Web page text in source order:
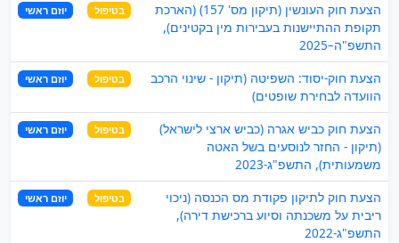
הצעת חוק העונשין (תיקון מס' 157) (הארכת
תקופת ההתיישנות בעבירות מין בקטינים),
התשפ"ה–2025
בטיפול יוזם ראשי
הצעת חוק-יסוד: השפיטה (תיקון - שינוי הרכב
הוועדה לבחירת שופטים)
בטיפול יוזם ראשי
הצעת חוק כביש אגרה (כביש ארצי לישראל)
(תיקון - החזר לנוסעים בשל האטה
משמעותית), התשפ"ג-2023
בטיפול יוזם ראשי
הצעת חוק לתיקון פקודת מס הכנסה (ניכוי
ריבית על משכנתה וסיוע ברכישת דירה),
התשפ"ג-2022
בטיפול יוזם ראשי